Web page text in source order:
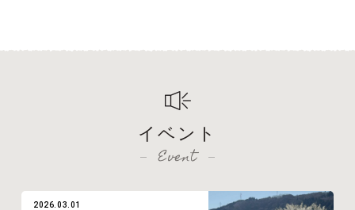
イベント
Event
2026.03.01